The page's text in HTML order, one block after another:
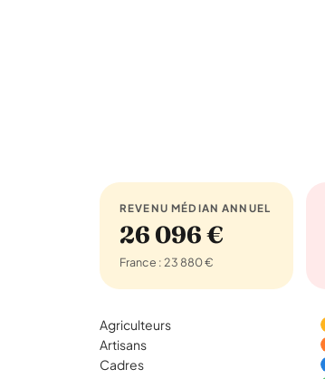
REVENU MÉDIAN ANNUEL
26 096 €
France : 23 880 €
Agriculteurs
Artisans
Cadres